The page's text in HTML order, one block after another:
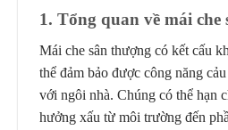
1. Tổng quan về mái che
Mái che sân thượng có kết cấu
thể đảm bảo được công năng
với ngôi nhà. Chúng có thể hạn
hưởng xấu từ môi trường đến